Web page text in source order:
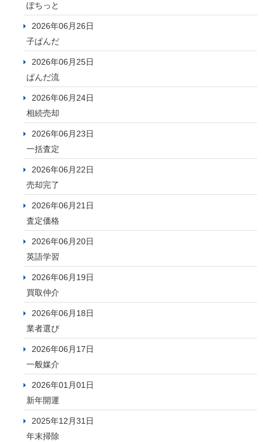
ぽちっと
2026年06月26日
子ぱんだ
2026年06月25日
ぱんだ流
2026年06月24日
相続売却
2026年06月23日
一括査定
2026年06月22日
売却完了
2026年06月21日
査定価格
2026年06月20日
英語学習
2026年06月19日
買取仲介
2026年06月18日
業者選び
2026年06月17日
一般媒介
2026年01月01日
新年開運
2025年12月31日
年末掃除